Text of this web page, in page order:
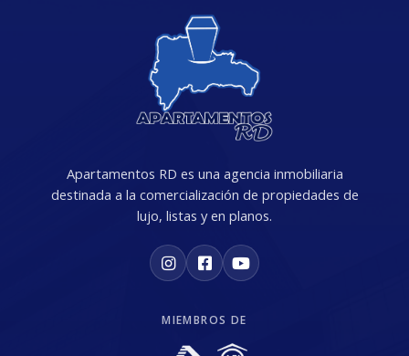
Apartamentos RD es una agencia inmobiliaria
destinada a la comercialización de propiedades de
lujo, listas y en planos.
MIEMBROS DE